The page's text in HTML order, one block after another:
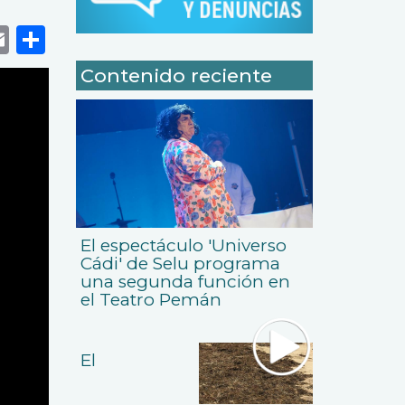
Email
Share
Contenido reciente
El espectáculo 'Universo
Cádi' de Selu programa
una segunda función en
el Teatro Pemán
El